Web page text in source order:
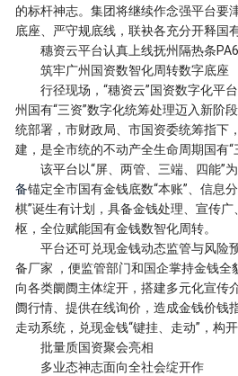
的标杆神志。集团将继续作念强平台要
底座、严守规底线，联袂各充分开释国
穗资云平台认真上线抚州隔热条
筑牢广州国资数智化周转数字底座
行径现场，“穗资云”国资数字化平
州国有“三资”数字化统筹处理迈入新阶
统部署，市财政局、市国资委统筹指下
建，是全市统的不动产全生命周期国有“
该平台以“屏、两管、三端、四能”为
备锚定全市国有金钱底数“本账”、信息
棋”诞生有计划，具备金钱处理、宣传
枢，全位赋能国有金钱数智化周转。
平台还可兑现金钱动态监管与风险
备厂家 ，便监管部门和国企掌持金钱全
向各类阛阓主体绽开，搭建多元化宣传
阓行情、提供在线询价，造成金钱价钱
走动系统，兑现金钱“键挂、走动”，构
批量质国资聚会亮相
多业态神志面向全社会绽开作